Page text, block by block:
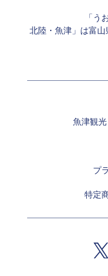
「う
北陸・魚津」は富
魚津観
プ
特定